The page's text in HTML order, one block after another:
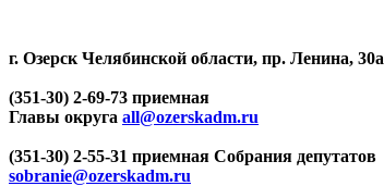
г. Озерск Челябинской области, пр. Ленина, 30а
(351-30) 2-69-73 приемная
Главы округа all@ozerskadm.ru
(351-30) 2-55-31 приемная Собрания депутатов
sobranie@ozerskadm.ru